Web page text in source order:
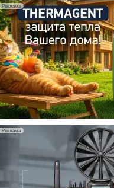
Гибридный
с одним
Исследователи
конструкцию
ВЧЕРА
21-й
«ЦОД-2026»
Мероприятие
отеле Radisson
посетит более
ВЧЕРА
Китайская
линейку
«воздух-
Серия ThermaX
включает три
Реклама
Реклама